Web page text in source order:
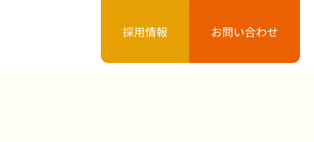
採用情報 お問い合わせ